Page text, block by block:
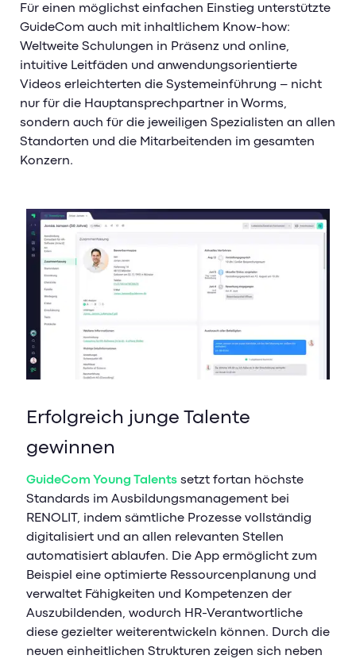
Für einen möglichst einfachen Einstieg unterstützte
GuideCom auch mit inhaltlichem Know-how:
Weltweite Schulungen in Präsenz und online,
intuitive Leitfäden und anwendungsorientierte
Videos erleichterten die Systemeinführung – nicht
nur für die Hauptansprechpartner in Worms,
sondern auch für die jeweiligen Spezialisten an allen
Standorten und die Mitarbeitenden im gesamten
Konzern.
Erfolgreich junge Talente
gewinnen
GuideCom Young Talents setzt fortan höchste
Standards im Ausbildungsmanagement bei
RENOLIT, indem sämtliche Prozesse vollständig
digitalisiert und an allen relevanten Stellen
automatisiert ablaufen. Die App ermöglicht zum
Beispiel eine optimierte Ressourcenplanung und
verwaltet Fähigkeiten und Kompetenzen der
Auszubildenden, wodurch HR-Verantwortliche
diese gezielter weiterentwickeln können. Durch die
neuen einheitlichen Strukturen zeigen sich neben